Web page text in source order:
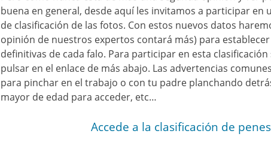
buena en general, desde aquí les invitamos a participar en
de clasificación de las fotos. Con estos nuevos datos
opinión de nuestros expertos contará más) para
definitivas de cada falo. Para participar en esta
pulsar en el enlace de más abajo. Las advertencias
para pinchar en el trabajo o con tu padre planchando
mayor de edad para acceder, etc…
Accede a la clasificación de penes